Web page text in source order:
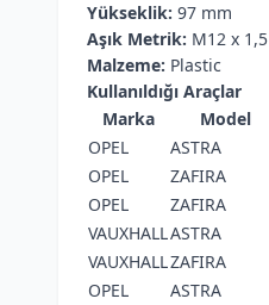
Yükseklik: 97 mm
Aşık Metrik: M12 x 1,5
Malzeme: Plastic
Kullanıldığı Araçlar
Marka
Model
OPEL
ASTRA
OPEL
ZAFIRA
OPEL
ZAFIRA
VAUXHALLASTRA
VAUXHALLZAFIRA
OPEL
ASTRA